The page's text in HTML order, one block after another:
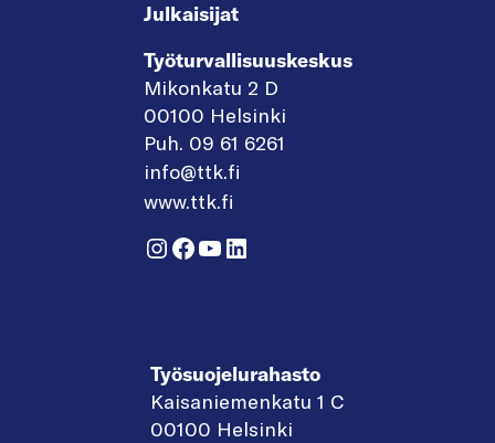
Julkaisijat
Työturvallisuuskeskus
Mikonkatu 2 D
00100 Helsinki
Puh. 09 61 6261
info@ttk.fi
www.ttk.fi
Instagram
Facebook
YouTube
LinkedIn
Työsuojelurahasto
Kaisaniemenkatu 1 C
00100 Helsinki